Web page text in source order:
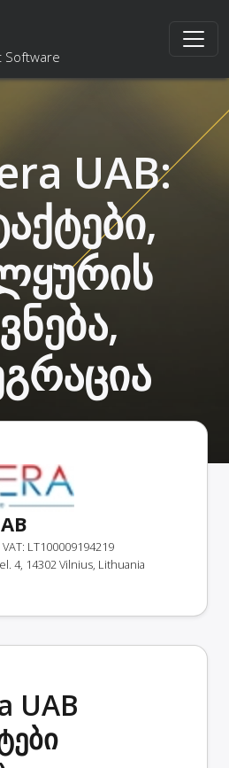
Software
UAB:
VAT: LT100009194219
4, 14302 Vilnius, Lithuania
UAB